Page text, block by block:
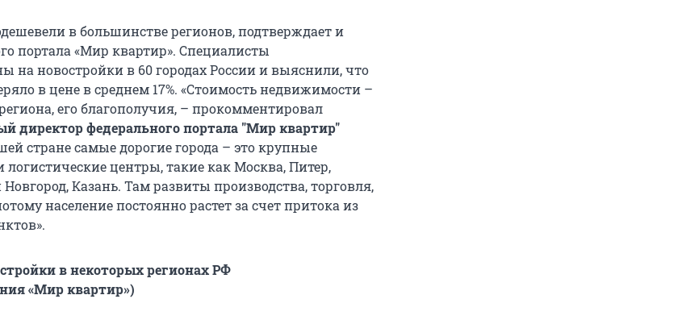
в большинстве регионов, подтверждает и
портала «Мир квартир». Специалисты
на новостройки в 60 городах России и выяснили, что
в цене в среднем 17%. «Стоимость недвижимости –
его благополучия, – прокомментировал
директор федерального портала "Мир квартир"
стране самые дорогие города – это крупные
центры, такие как Москва, Питер,
Казань. Там развиты производства, торговля,
население постоянно растет за счет притока из
в некоторых регионах РФ
«Мир квартир»)